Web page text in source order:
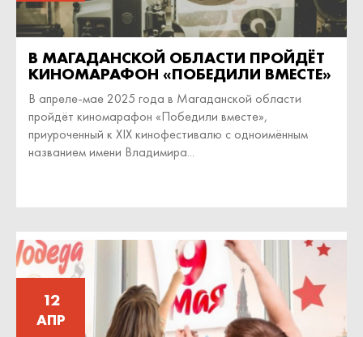
В МАГАДАНСКОЙ ОБЛАСТИ ПРОЙДЁТ
КИНОМАРАФОН «ПОБЕДИЛИ ВМЕСТЕ»
В апреле-мае 2025 года в Магаданской области
пройдёт киномарафон «Победили вместе»,
приуроченный к XIX кинофестивалю с одноимённым
названием имени Владимира...
12
АПР